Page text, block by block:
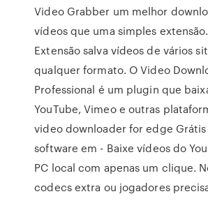
Video Grabber um melhor
vídeos que uma simples
Extensão salva vídeos de vários
qualquer formato. O Video
Professional é um plugin que
YouTube, Vimeo e outras
video downloader for edge
software em - Baixe vídeos do
PC local com apenas um clique.
codecs extra ou jogadores